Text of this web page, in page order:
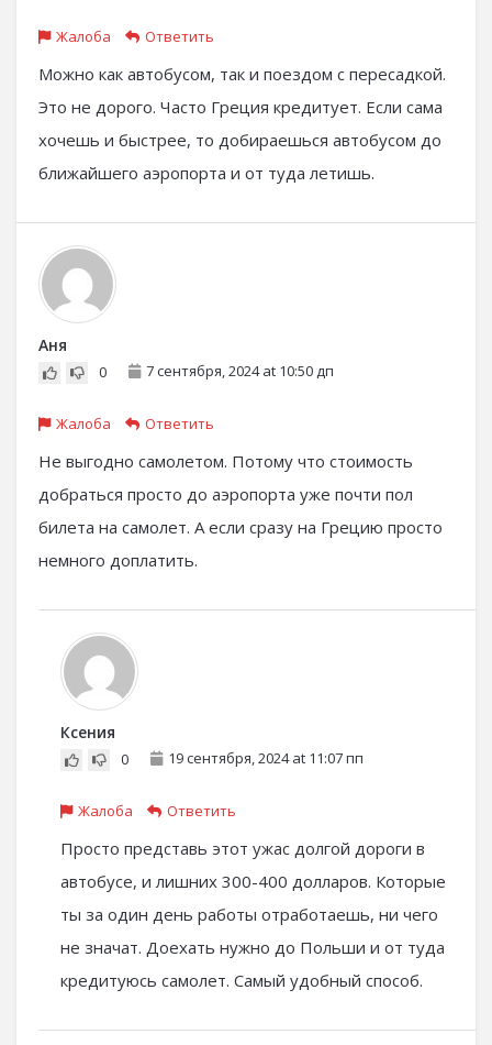
Жалоба Ответить
Можно как автобусом, так и поездом с пересадкой.
Это не дорого. Часто Греция кредитует. Если сама
хочешь и быстрее, то добираешься автобусом до
ближайшего аэропорта и от туда летишь.
Аня
0 7 сентября, 2024 at 10:50 дп
Жалоба Ответить
Не выгодно самолетом. Потому что стоимость
добраться просто до аэропорта уже почти пол
билета на самолет. А если сразу на Грецию просто
немного доплатить.
Ксения
0 19 сентября, 2024 at 11:07 пп
Жалоба Ответить
Просто представь этот ужас долгой дороги в
автобусе, и лишних 300-400 долларов. Которые
ты за один день работы отработаешь, ни чего
не значат. Доехать нужно до Польши и от туда
кредитуюсь самолет. Самый удобный способ.